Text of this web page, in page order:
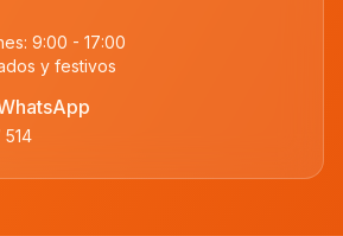
9:00 - 17:00
y festivos